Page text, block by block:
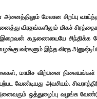
மேலான சிறப்பு
விரதங்களிலும் மிகச்
இறைவன் கருணையையே
இந்த விரத
மாமிச விற்பனை
அவசியம்.
ஒத்துழைப்பு வழங்க